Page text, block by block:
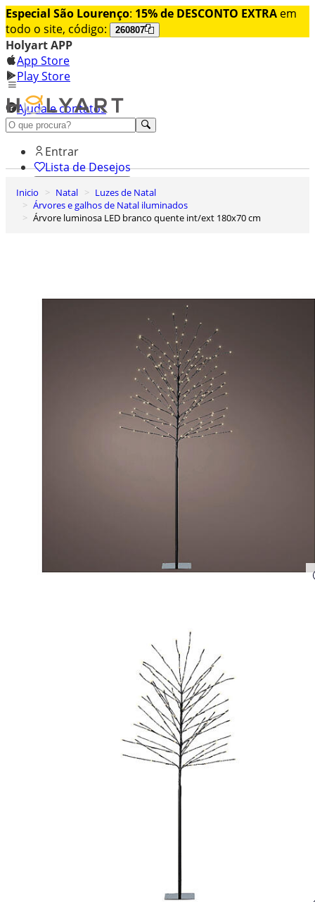
Especial São Lourenço: 15% de DESCONTO EXTRA em
todo o site, código:
260807
Holyart APP
App Store
Play Store
Ajuda e contatos
Conheça premium
Entrar
Lista de Desejos
Carrinho de Compras
Inicio Natal
Luzes de Natal
Árvores e galhos de Natal iluminados
Árvore luminosa LED branco quente int/ext 180x70 cm